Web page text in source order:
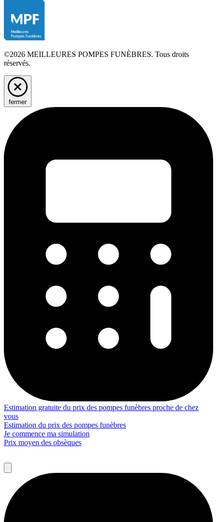
©2026 MEILLEURES POMPES FUNÈBRES. Tous droits
réservés.
fermer
Estimation gratuite du prix des pompes funèbres proche de chez
vous
Estimation du prix des pompes funèbres
Je commence ma simulation
Prix moyen des obsèques